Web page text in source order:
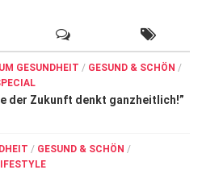
GESUNDHEIT / GESUND & SCHÖN /
der Zukunft denkt ganzheitlich!”
/ GESUND & SCHÖN /